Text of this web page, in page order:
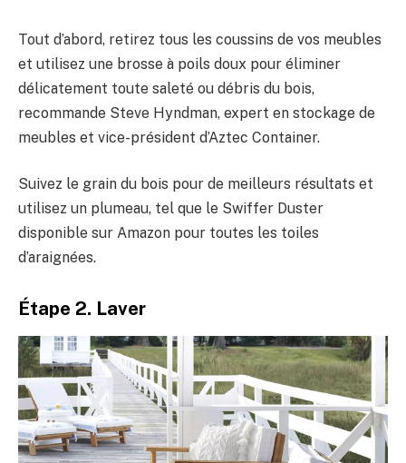
Tout d’abord, retirez tous les coussins de vos meubles
et utilisez une brosse à poils doux pour éliminer
délicatement toute saleté ou débris du bois,
recommande Steve Hyndman, expert en stockage de
meubles et vice-président d’Aztec Container.
Suivez le grain du bois pour de meilleurs résultats et
utilisez un plumeau, tel que le Swiffer Duster
disponible sur Amazon pour toutes les toiles
d’araignées.
Étape 2. Laver